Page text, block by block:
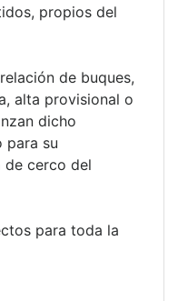
propios del
de buques,
alta provisional o
dicho
para su
de cerco del
para toda la